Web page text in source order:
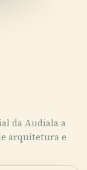
da Audiala a
arquitetura e